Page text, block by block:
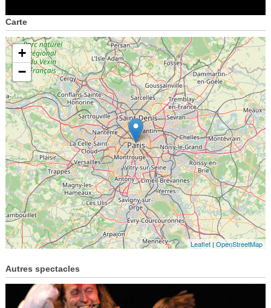
Carte
+
−
Leaflet|OpenStreetMap
Autres spectacles